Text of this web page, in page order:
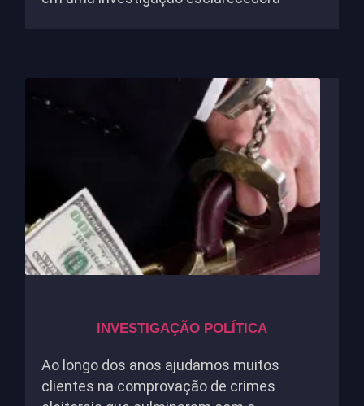
INVESTIGAÇÃO POLÍTICA
Ao longo dos anos ajudamos muitos
clientes na comprovação de crimes